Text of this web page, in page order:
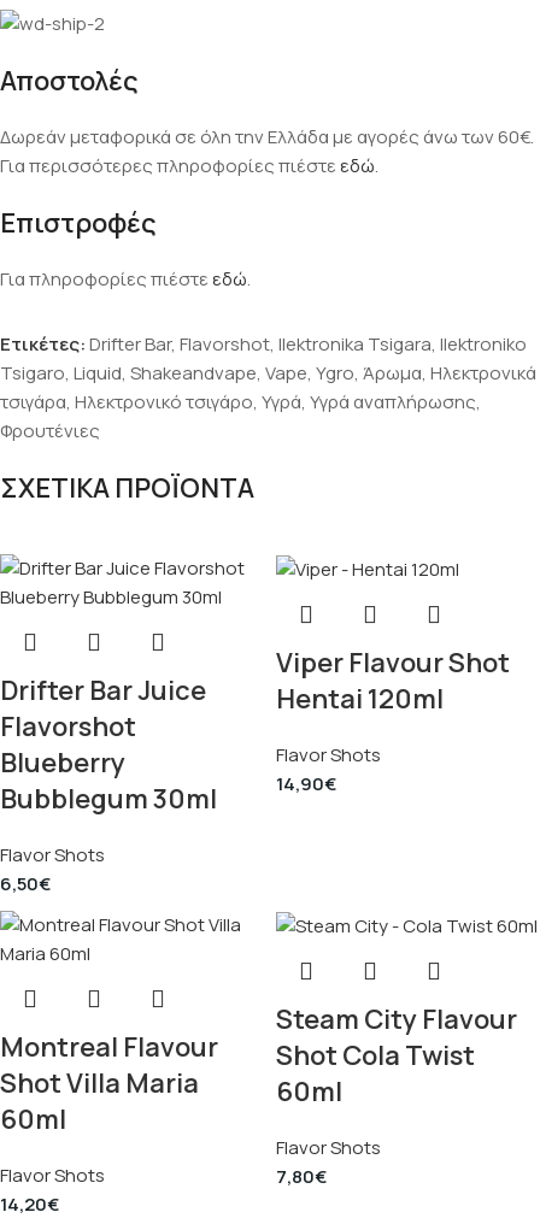
Αποστολές
Δωρεάν μεταφορικά σε όλη την Ελλάδα με αγορές άνω των 60€.
Για περισσότερες πληροφορίες πιέστεεδώ.
Επιστροφές
Για πληροφορίες πιέστεεδώ.
Ετικέτες:Drifter Bar, Flavorshot, Ilektronika Tsigara, Ilektroniko
Tsigaro, Liquid, Shakeandvape, Vape, Ygro, Άρωμα, Ηλεκτρονικά
τσιγάρα, Ηλεκτρονικό τσιγάρο, Υγρά, Υγρά αναπλήρωσης,
Φρουτένιες
ΣΧΕΤΙΚΑ ΠΡΟΪΟΝΤΑ
Drifter Bar Juice
Flavorshot
Blueberry
Bubblegum 30ml
Flavor Shots
6,50€
Viper Flavour Shot
Hentai 120ml
Flavor Shots
14,90€
Montreal Flavour
Shot Villa Maria
60ml
Flavor Shots
14,20€
Steam City Flavour
Shot Cola Twist
60ml
Flavor Shots
7,80€